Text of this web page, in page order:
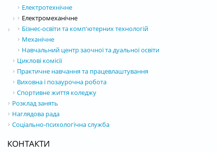
Електротехнічне
Електромеханічне
Бізнес-освіти та комп'ютерних технологій
Механічне
Навчальний центр заочної та дуальної освіти
Циклові комісії
Практичне навчання та працевлаштування
Виховна і позаурочна робота
Спортивне життя коледжу
Розклад занять
Наглядова рада
Соціально-психологічна служба
КОНТАКТИ